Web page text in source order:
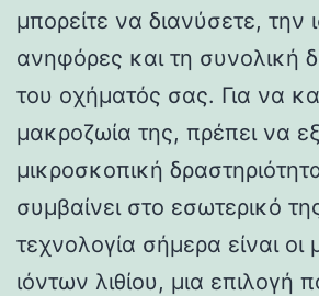
μπορείτε να διανύσετε, την
ανηφόρες και τη συνολική
του οχήματός σας. Για να
μακροζωία της, πρέπει να
μικροσκοπική
συμβαίνει στο εσωτερικό
τεχνολογία σήμερα είναι οι
ιόντων λιθίου, μια επιλογή